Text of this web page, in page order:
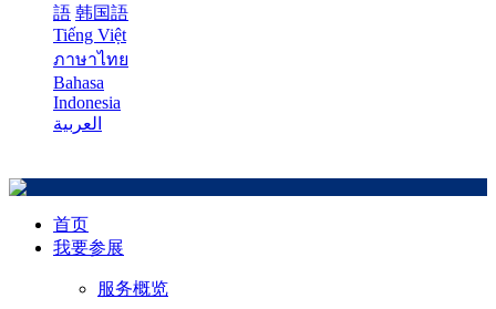
語 韩国語
Tiếng Việt
ภาษาไทย
Bahasa
Indonesia
العربية
首页
我要参展
服务概览